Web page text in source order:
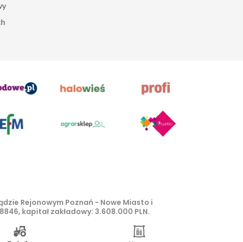
Zagłosuj w Plebiscycie Izydory 2026
Rejonowym Poznań - Nowe Miasto i
kapitał zakładowy: 3.608.000 PLN.
Sp. z o.o, są zastrzeżone i chronione
pkt 1b ustawy z 4 lutego 1994 roku o